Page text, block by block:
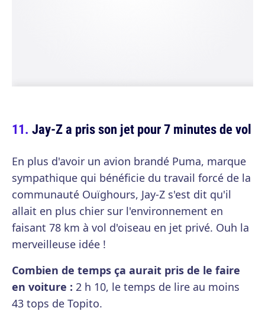
Jay-Z a pris son jet pour 7 minutes de vol
En plus d'avoir un avion brandé Puma, marque
sympathique qui bénéficie du travail forcé de la
communauté Ouïghours, Jay-Z s'est dit qu'il
allait en plus chier sur l'environnement en
faisant 78 km à vol d'oiseau en jet privé. Ouh la
merveilleuse idée !
Combien de temps ça aurait pris de le faire
en voiture : 2 h 10, le temps de lire au moins
43 tops de Topito.